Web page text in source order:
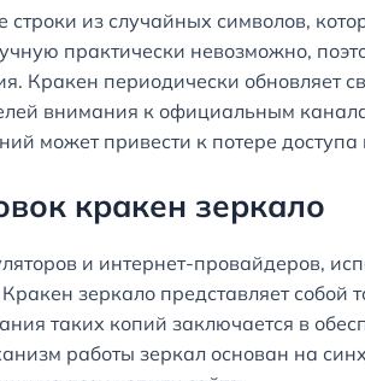
из случайных символов,
практически невозможно,
периодически обновляет
внимания к официальным
может привести к потере доступа
кракен зеркало
и интернет-провайдеров,
зеркало представляет
таких копий заключается в
работы зеркал основан на